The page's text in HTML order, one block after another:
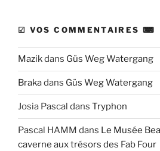
☑ VOS COMMENTAIRES ⌨
Mazikdans Güs Weg Watergang
Brakadans Güs Weg Watergang
Josia Pascal dans Tryphon
Pascal HAMM dans Le Musée
caverne aux trésors des Fab Four